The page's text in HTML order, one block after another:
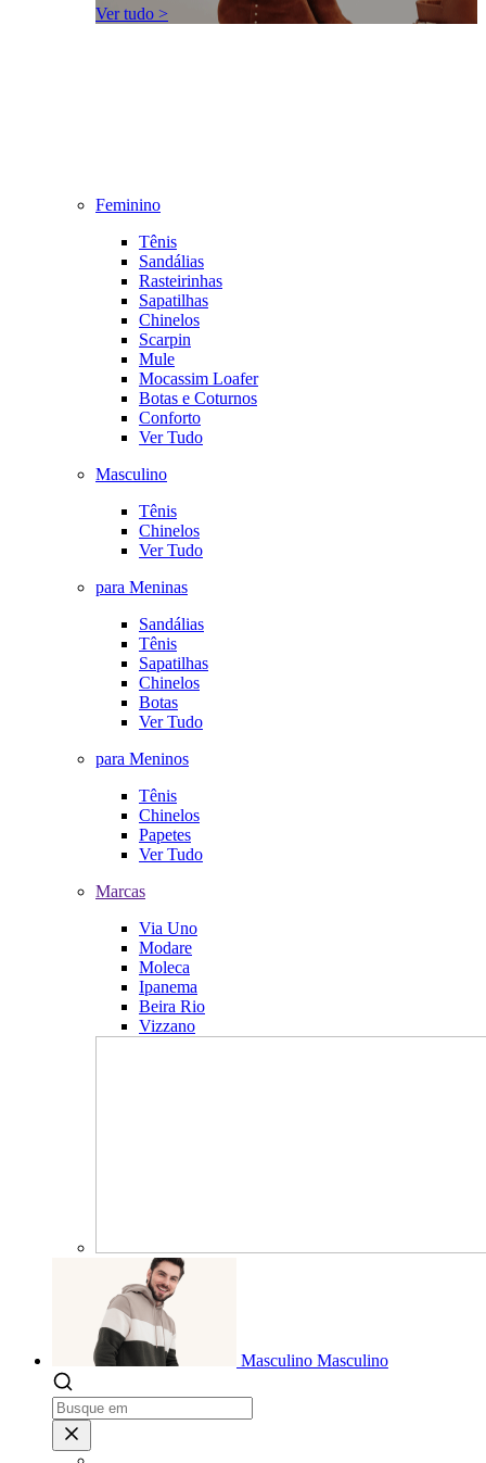
Ver tudo >
Feminino
Tênis
Sandálias
Rasteirinhas
Sapatilhas
Chinelos
Scarpin
Mule
Mocassim Loafer
Botas e Coturnos
Conforto
Ver Tudo
Masculino
Tênis
Chinelos
Ver Tudo
para Meninas
Sandálias
Tênis
Sapatilhas
Chinelos
Botas
Ver Tudo
para Meninos
Tênis
Chinelos
Papetes
Ver Tudo
Marcas
Via Uno
Modare
Moleca
Ipanema
Beira Rio
Vizzano
Masculino Masculino